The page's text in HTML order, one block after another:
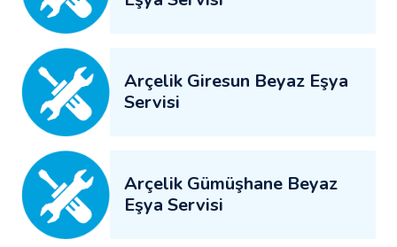
Arçelik Giresun Beyaz Eşya
Servisi
Arçelik Gümüşhane Beyaz
Eşya Servisi